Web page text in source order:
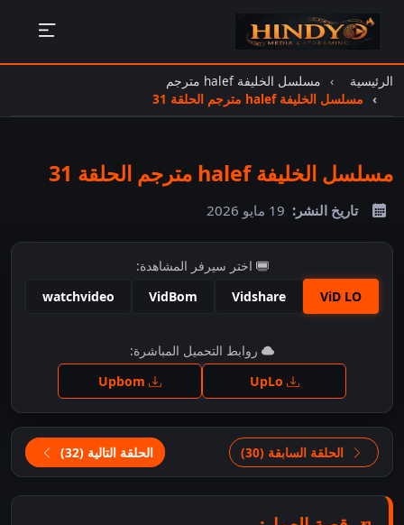
الرئيسية
مسلسل الخليفة halef مترجم
مسلسل الخليفة halef مترجم الحلقة 31
مسلسل الخليفة halef مترجم الحلقة 31
تاريخ النشر: 19 مايو 2026
اختر سيرفر المشاهدة:
ViD LO
Vidshare
VidBom
watchvideo
اضغط للمشاهدة
روابط التحميل المباشرة:
الحلقة السابقة (30) الحلقة التالية (32)